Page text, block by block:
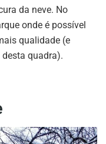
da neve. No
onde é possível
qualidade (e
quadra).